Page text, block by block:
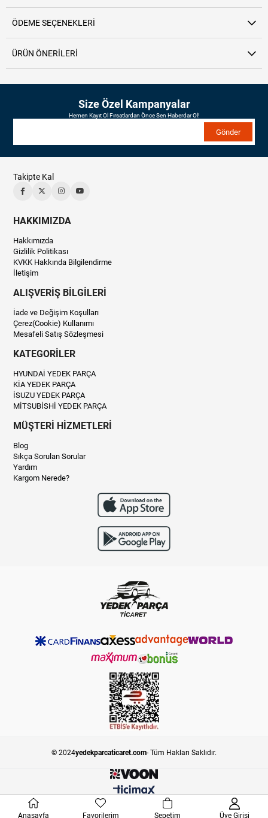
ÖDEME SEÇENEKLERI
ÜRÜN ÖNERILERI
Size Özel Kampanyalar
Hemen Kayıt Ol Fırsatlardan Önce Sen Haberdar Ol!
Gönder
Takipte Kal
HAKKIMIZDA
Hakkımızda
Gizlilik Politikası
KVKK Hakkında Bilgilendirme
İletişim
ALIŞVERİŞ BİLGİLERİ
İade ve Değişim Koşulları
Çerez(Cookie) Kullanımı
Mesafeli Satış Sözleşmesi
KATEGORİLER
HYUNDAİ YEDEK PARÇA
KİA YEDEK PARÇA
İSUZU YEDEK PARÇA
MİTSUBİSHİ YEDEK PARÇA
MÜŞTERİ HİZMETLERİ
Blog
Sıkça Sorulan Sorular
Yardım
Kargom Nerede?
© 2024yedekparcaticaret.com- Tüm Hakları Saklıdır.
Anasayfa Favorilerim Sepetim Üye Girişi